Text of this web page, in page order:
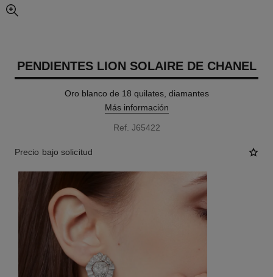
imagen agrandada
PENDIENTES LION SOLAIRE DE CHANEL
Oro blanco de 18 quilates, diamantes
Más información
Ref. J65422
Precio bajo solicitud